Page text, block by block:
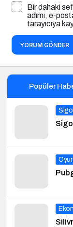
adımı, e-
tarayıcıya
YORUM GÖNDER
Popüler